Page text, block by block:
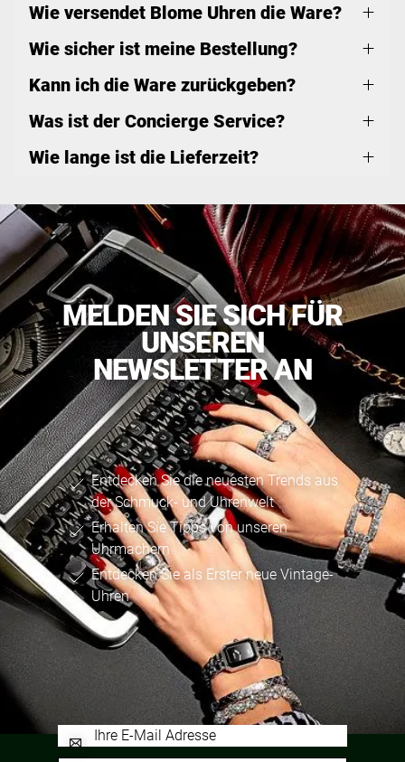
Wie versendet Blome Uhren die Ware?
Wie sicher ist meine Bestellung?
Kann ich die Ware zurückgeben?
Was ist der Concierge Service?
Wie lange ist die Lieferzeit?
MELDEN SIE SICH FÜR
UNSEREN
NEWSLETTER AN
Entdecken Sie die neuesten Trends aus
der Schmuck- und Uhrenwelt
Erhalten Sie Tipps von unseren
Uhrmachern
Entdecken Sie als Erster neue Vintage-
Uhren